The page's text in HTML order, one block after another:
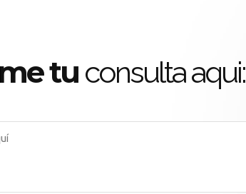
tu consulta aqui: